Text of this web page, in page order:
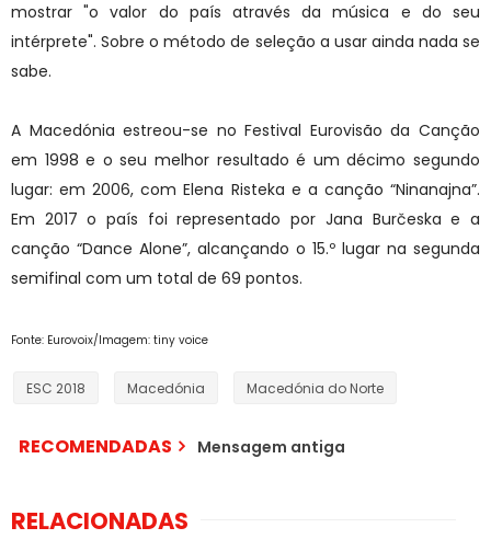
mostrar "o valor do país através da música e do seu
intérprete". Sobre o método de seleção a usar ainda nada se
sabe.
A Macedónia estreou-se no Festival Eurovisão da Canção
em 1998 e o seu melhor resultado é um décimo segundo
lugar: em 2006, com Elena Risteka e a canção “Ninanajna”.
Em 2017 o país foi representado por Jana Burčeska e a
canção “Dance Alone”, alcançando o 15.º lugar na segunda
semifinal com um total de 69 pontos.
Fonte: Eurovoix/Imagem: tiny voice
ESC 2018 Macedónia Macedónia do Norte
RECOMENDADAS Mensagem antiga
RELACIONADAS